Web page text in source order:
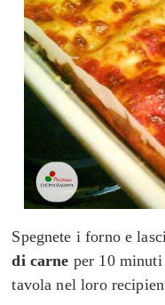
Spegnete i forno e
di carne per 10
tavola nel loro